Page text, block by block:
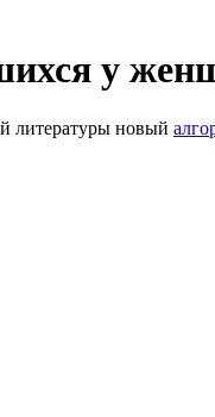
у
литературы новый